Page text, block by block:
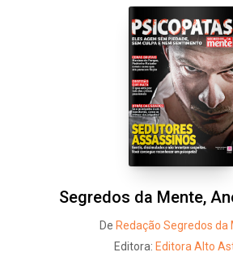
Segredos da Mente,
De Redação Segredos da
Editora: Editora Alto